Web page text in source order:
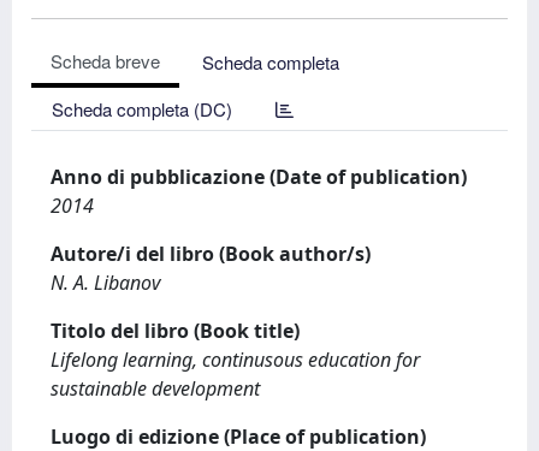
Scheda breve
Scheda completa
Scheda completa (DC)
Anno di pubblicazione (Date of publication)
2014
Autore/i del libro (Book author/s)
N. A. Libanov
Titolo del libro (Book title)
Lifelong learning, continusous education for
sustainable development
Luogo di edizione (Place of publication)